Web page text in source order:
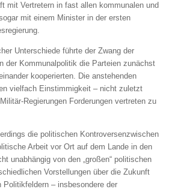
mit Vertretern in fast allen kommunalen und
mit einem Minister in der ersten
Unterschiede führte der Zwang der
der Kommunalpolitik die Parteien zunächst
kooperierten. Die anstehenden
vielfach Einstimmigkeit – nicht zuletzt
Regierungen Forderungen vertreten zu
die politischen Kontroversenzwischen
Arbeit vor Ort auf dem Lande in den
unabhängig von den „großen“ politischen
Vorstellungen über die Zukunft
– insbesondere der